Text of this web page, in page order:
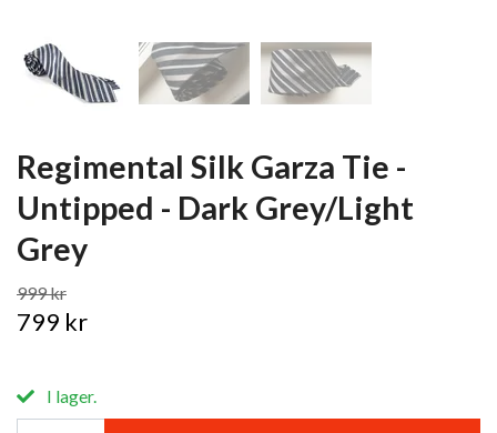
Regimental Silk Garza Tie -
Untipped - Dark Grey/Light
Grey
999 kr
799 kr
I lager.